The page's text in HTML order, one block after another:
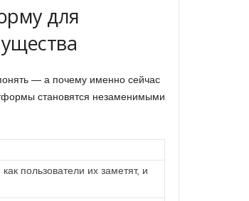
для
— а почему именно сейчас
становятся незаменимыми
пользователи их заметят, и